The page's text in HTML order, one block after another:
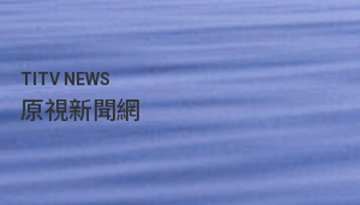
TITV NEWS
原視新聞網